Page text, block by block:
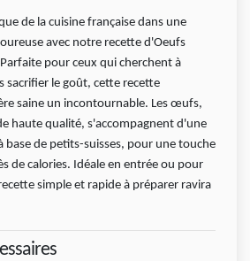
de la cuisine française dans une
avec notre recette d'Oeufs
pour ceux qui cherchent à
sacrifier le goût, cette recette
saine un incontournable. Les œufs,
haute qualité, s'accompagnent d'une
base de petits-suisses, pour une touche
de calories. Idéale en entrée ou pour
simple et rapide à préparer ravira